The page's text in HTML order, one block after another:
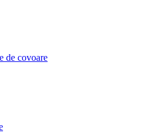
de covoare